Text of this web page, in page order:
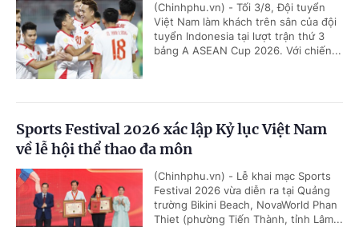
(Chinhphu.vn) - Tối 3/8, Đội tuyển
Việt Nam làm khách trên sân của đội
tuyển Indonesia tại lượt trận thứ 3
bảng A ASEAN Cup 2026. Với chiến...
Sports Festival 2026 xác lập Kỷ lục Việt Nam
về lễ hội thể thao đa môn
(Chinhphu.vn) - Lễ khai mạc Sports
Festival 2026 vừa diễn ra tại Quảng
trường Bikini Beach, NovaWorld Phan
Thiet (phường Tiến Thành, tỉnh Lâm...